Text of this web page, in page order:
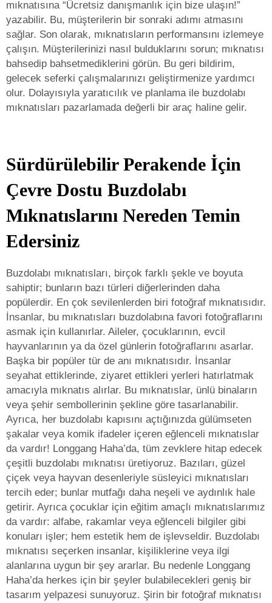
mıknatısına “Ücretsiz danışmanlık için bize ulaşın!”
yazabilir. Bu, müşterilerin bir sonraki adımı atmasını
sağlar. Son olarak, mıknatısların performansını izlemeye
çalışın. Müşterilerinizi nasıl bulduklarını sorun; mıknatısı
bahsedip bahsetmediklerini görün. Bu geri bildirim,
gelecek seferki çalışmalarınızı geliştirmenize yardımcı
olur. Dolayısıyla yaratıcılık ve planlama ile buzdolabı
mıknatısları pazarlamada değerli bir araç haline gelir.
Sürdürülebilir Perakende İçin
Çevre Dostu Buzdolabı
Mıknatıslarını Nereden Temin
Edersiniz
Buzdolabı mıknatısları, birçok farklı şekle ve boyuta
sahiptir; bunların bazı türleri diğerlerinden daha
popülerdir. En çok sevilenlerden biri fotoğraf mıknatısıdır.
İnsanlar, bu mıknatısları buzdolabına favori fotoğraflarını
asmak için kullanırlar. Aileler, çocuklarının, evcil
hayvanlarının ya da özel günlerin fotoğraflarını asarlar.
Başka bir popüler tür de anı mıknatısıdır. İnsanlar
seyahat ettiklerinde, ziyaret ettikleri yerleri hatırlatmak
amacıyla mıknatıs alırlar. Bu mıknatıslar, ünlü binaların
veya şehir sembollerinin şekline göre tasarlanabilir.
Ayrıca, her buzdolabı kapısını açtığınızda gülümseten
şakalar veya komik ifadeler içeren eğlenceli mıknatıslar
da vardır! Longgang Haha’da, tüm zevklere hitap edecek
çeşitli buzdolabı mıknatısı üretiyoruz. Bazıları, güzel
çiçek veya hayvan desenleriyle süsleyici mıknatısları
tercih eder; bunlar mutfağı daha neşeli ve aydınlık hale
getirir. Ayrıca çocuklar için eğitim amaçlı mıknatıslarımız
da vardır: alfabe, rakamlar veya eğlenceli bilgiler gibi
konuları işler; hem estetik hem de işlevseldir. Buzdolabı
mıknatısı seçerken insanlar, kişiliklerine veya ilgi
alanlarına uygun bir şey ararlar. Bu nedenle Longgang
Haha’da herkes için bir şeyler bulabilecekleri geniş bir
tasarım yelpazesi sunuyoruz. Şirin bir fotoğraf mıknatısı